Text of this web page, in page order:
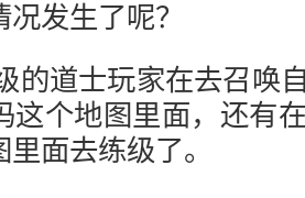
发生了呢？
道士玩家在去召唤
这个地图里面，还有
面去练级了。